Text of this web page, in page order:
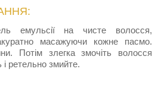
емульсії на чисте волосся,
масажуючи кожне пасмо.
Потім злегка змочіть волосся
ретельно змийте.